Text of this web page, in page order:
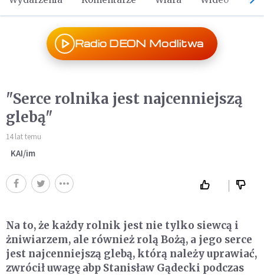
Radio DEON Modlitwa
"Serce rolnika jest najcenniejszą
glebą"
14 lat temu
KAI/im
Na to, że każdy rolnik jest nie tylko siewcą i
żniwiarzem, ale również rolą Bożą, a jego serce
jest najcenniejszą glebą, którą należy uprawiać,
zwrócił uwagę abp Stanisław Gądecki podczas